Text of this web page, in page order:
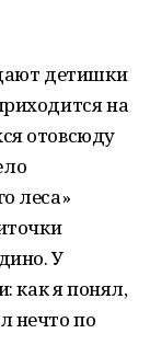
детишки
на
отовсюду
леса»
У
как я понял,
нечто по